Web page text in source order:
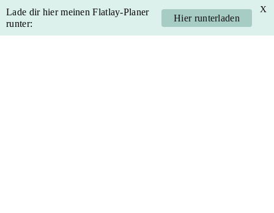
Skip
Skip
Skip
Skip
Lade dir hier meinen Flatlay-Planer
runter:
Hier runterladen
X